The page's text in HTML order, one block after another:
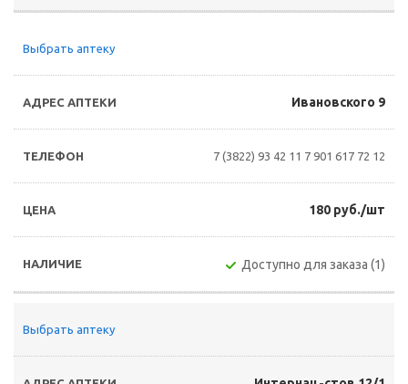
Выбрать аптеку
Ивановского 9
7 (3822) 93 42 11 7 901 617 72 12
180 руб./шт
Доступно для заказа (1)
Выбрать аптеку